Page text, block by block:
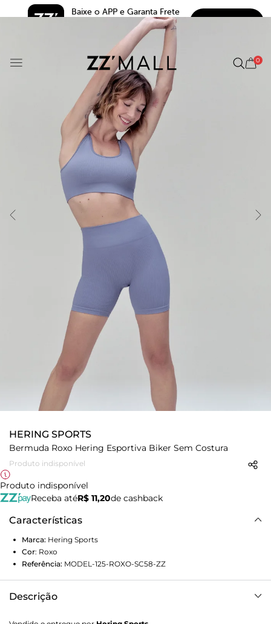
Baixe o APP e Garanta Frete
5.0
0
HERING SPORTS
Bermuda Roxo Hering Esportiva Biker Sem Costura
Produto indisponível
Produto indisponível
Receba atéR$ 11,20de cashback
Características
Marca: Hering Sports
Cor: Roxo
Referência: MODEL-125-ROXO-SC58-ZZ
Descrição